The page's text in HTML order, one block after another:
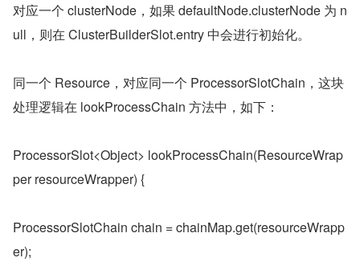
对应一个 clusterNode，如果 defaultNode.clusterNode 为 n
ull，则在 ClusterBuilderSlot.entry 中会进行初始化。
同一个 Resource，对应同一个 ProcessorSlotChain，这块
处理逻辑在 lookProcessChain 方法中，如下：
ProcessorSlot<Object> lookProcessChain(ResourceWrap
per resourceWrapper) {
ProcessorSlotChain chain = chainMap.get(resourceWrapp
er);